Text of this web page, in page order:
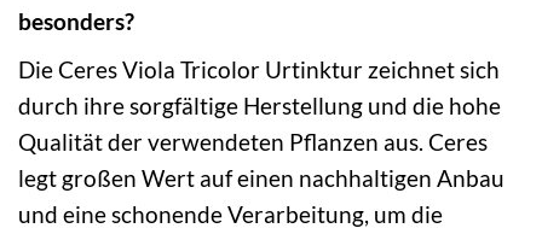
besonders?
Die Ceres Viola Tricolor Urtinktur zeichnet sich
durch ihre sorgfältige Herstellung und die hohe
Qualität der verwendeten Pflanzen aus. Ceres
legt großen Wert auf einen nachhaltigen Anbau
und eine schonende Verarbeitung, um die